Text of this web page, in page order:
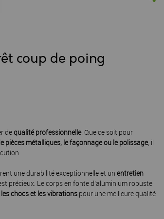
coup de poing
dequalité professionnelle. Que ce soit pour
métalliques, le façonnage ou le polissage, il
une durabilité exceptionnelle et un entretien
précieux. Le corps en fonte d'aluminium robuste
chocs et les vibrations pour une meilleure qualité